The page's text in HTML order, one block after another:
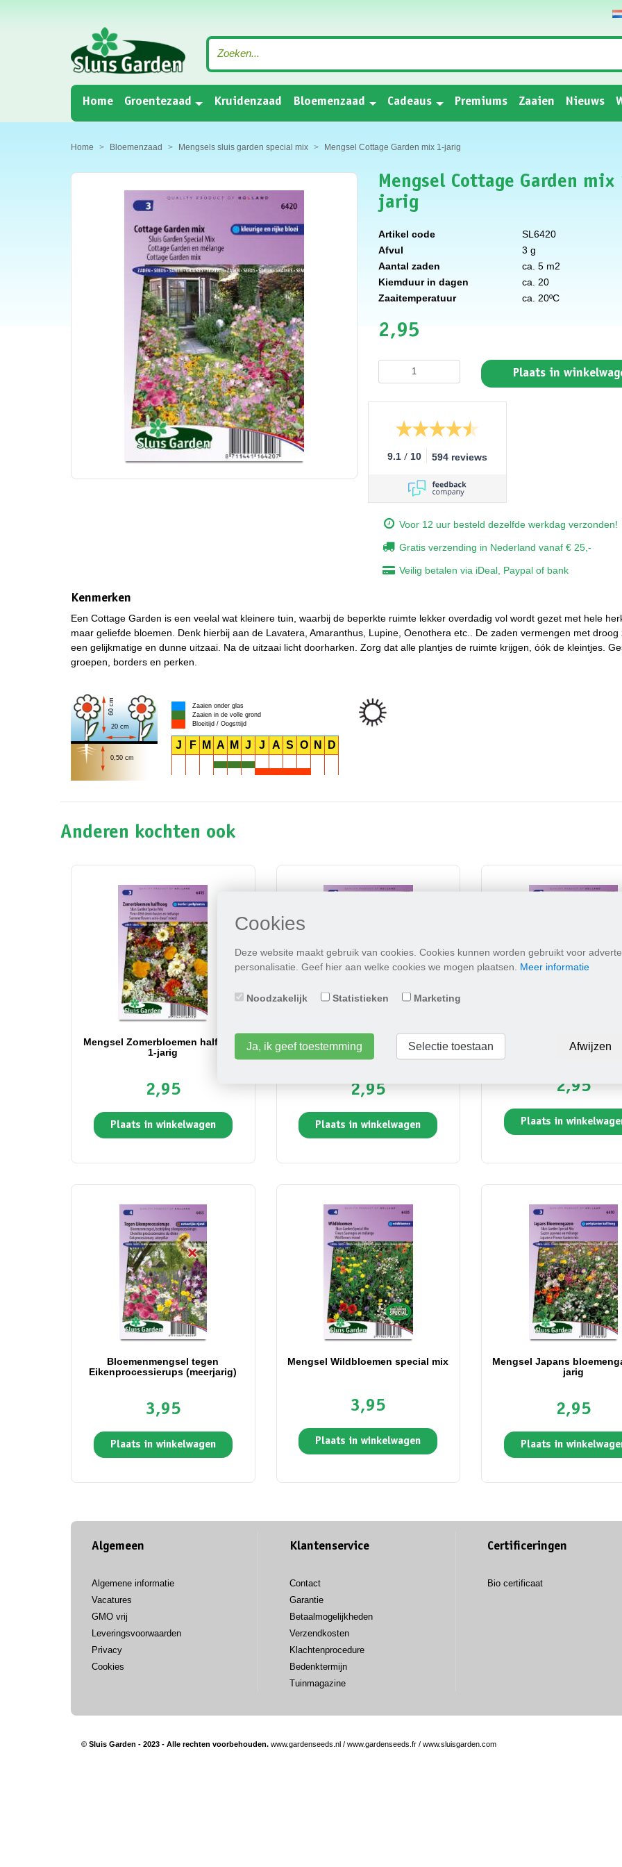
Cookies
Deze website maakt gebruik van cookies. Cookies kunnen worden gebruikt voor
personalisatie. Geef hier aan welke cookies we mogen plaatsen. Meer informatie
Noodzakelijk Statistieken Marketing
Ja, ik geef toestemming Selectie toestaan Afwijzen
Home(current)
Groentezaad Kruidenzaad Bloemenzaad Cadeaus Premiums Zaaien Nieuws
Home Bloemenzaad Mengsels sluis garden special mix Mengsel Cottage Garden mix 1-jarig
Mengsel Cottage Garden mix
jarig
Artikel code
SL6420
Afvul
3 g
Aantal zaden
ca. 5 m2
Kiemduur in dagen
ca. 20
Zaaitemperatuur
ca. 20ºC
2,95
Plaats in
9.1 / 10 594 reviews
Voor 12 uur besteld dezelfde werkdag verzonden!
Gratis verzending in Nederland vanaf € 25,-
Veilig betalen via iDeal, Paypal of bank
Kenmerken
Een Cottage Garden is een veelal wat kleinere tuin, waarbij de beperkte ruimte lekker overdadig vol wordt gezet met hele
maar geliefde bloemen. Denk hierbij aan de Lavatera, Amaranthus, Lupine, Oenothera etc.. De zaden vermengen met droog
een gelijkmatige en dunne uitzaai. Na de uitzaai licht doorharken. Zorg dat alle plantjes de ruimte krijgen, óók de kleintjes.
groepen, borders en perken.
0,50 cm
60 cm
20 cm
Zaaien onder glas
Zaaien in de volle grond
Bloeitijd / Oogsttijd
J F M A M J J A S O N D
Anderen kochten ook
Mengsel Zomerbloemen halfhoog
1-jarig
2,95
Plaats in winkelwagen
Mengsel Vlinderbloemen Speciaal
mix
2,95
Plaats in winkelwagen
Mengsel Snijbloemen 1-
2,95
Plaats in
Bloemenmengsel tegen
Eikenprocessierups (meerjarig)
3,95
Plaats in winkelwagen
Mengsel Wildbloemen special mix
3,95
Plaats in winkelwagen
Mengsel Japans
jarig
2,95
Plaats in
Algemeen
Algemene informatie
Vacatures
GMO vrij
Leveringsvoorwaarden
Privacy
Cookies
Klantenservice
Contact
Garantie
Betaalmogelijkheden
Verzendkosten
Klachtenprocedure
Bedenktermijn
Tuinmagazine
Certificeringen
Bio certificaat
© Sluis Garden - 2023 - Alle rechten voorbehouden. www.gardenseeds.nl / www.gardenseeds.fr / www.sluisgarden.com